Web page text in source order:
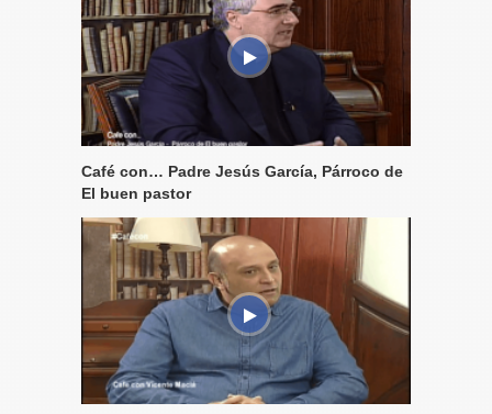
Café con… Padre Jesús García, Párroco de
El buen pastor